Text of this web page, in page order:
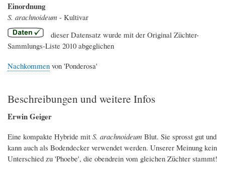
Einordnung
S. arachnoideum - Kultivar
dieser Datensatz wurde mit der Original Züchter-
Sammlungs-Liste 2010 abgeglichen
Nachkommen von 'Ponderosa'
Beschreibungen und weitere Infos
Erwin Geiger
Eine kompakte Hybride mit S. arachnoideum Blut. Sie sprosst gut und
kann auch als Bodendecker verwendet werden. Unserer Meinung kein
Unterschied zu 'Phoebe', die obendrein vom gleichen Züchter stammt!